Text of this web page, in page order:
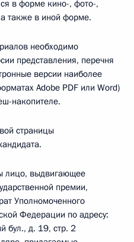
в форме кино-, фото-,
также в иной форме.
необходимо
представления, перечня
версии наиболее
Adobe PDF или Word)
накопителе.
страницы
лицо, выдвигающее
премии,
Уполномоченного
Федерации по адресу:
бул., д. 19, стр. 2